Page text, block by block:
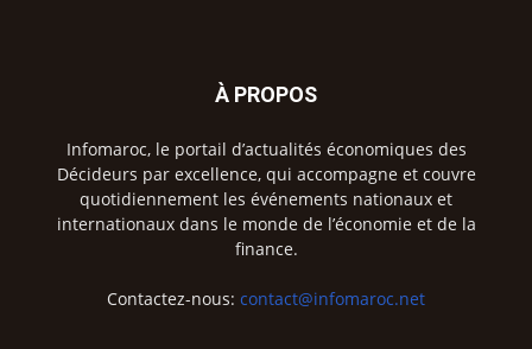
À PROPOS
Infomaroc, le portail d’actualités économiques des
Décideurs par excellence, qui accompagne et couvre
quotidiennement les événements nationaux et
internationaux dans le monde de l’économie et de la
finance.
Contactez-nous: contact@infomaroc.net